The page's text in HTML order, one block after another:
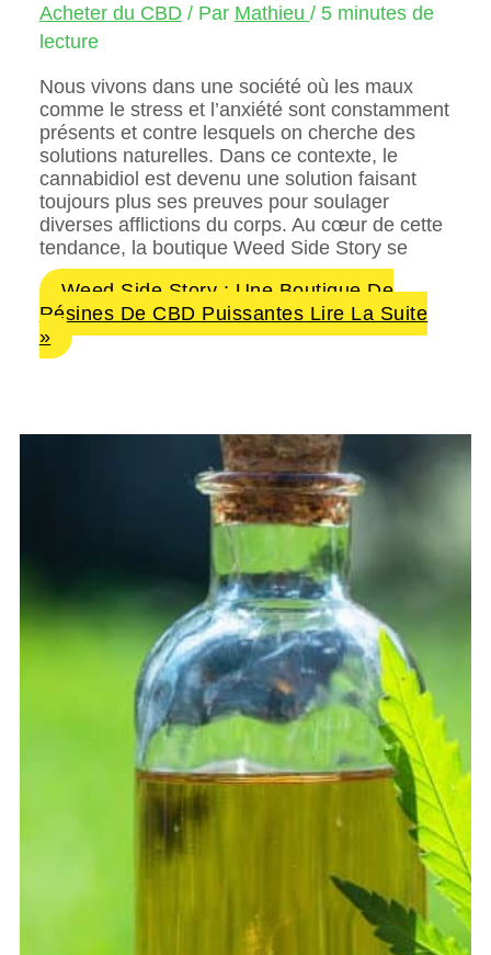
Acheter du CBD / Par Mathieu / 5 minutes de
lecture
Nous vivons dans une société où les maux
comme le stress et l’anxiété sont constamment
présents et contre lesquels on cherche des
solutions naturelles. Dans ce contexte, le
cannabidiol est devenu une solution faisant
toujours plus ses preuves pour soulager
diverses afflictions du corps. Au cœur de cette
tendance, la boutique Weed Side Story se
Weed Side Story : Une Boutique De
Résines De CBD Puissantes Lire La Suite
»